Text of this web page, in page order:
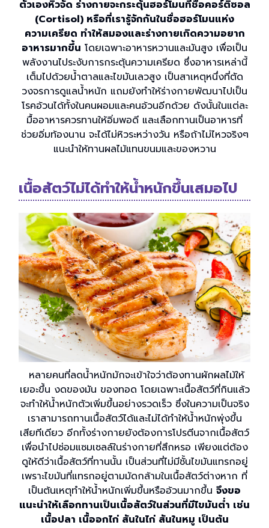
ตัวเองหิวจัด ร่างกายจะกระตุ้นฮอร์โมนที่ชื่อคอร์ติซอล
(Cortisol) หรือที่เรารู้จักกันในชื่อฮอร์โมนแห่ง
ความเครียด ทำให้สมองและร่างกายเกิดความอยาก
อาหารมากขึ้น โดยเฉพาะอาหารหวานและมันสูง เพื่อเป็น
พลังงานไประงับการกระตุ้นความเครียด ซึ่งอาหารเหล่านี้
เต็มไปด้วยน้ำตาลและไขมันเลวสูง เป็นสาเหตุหนึ่งที่ตัด
วงจรการดูแลน้ำหนัก แถมยังทำให้ร่างกายพัฒนาไปเป็น
โรคอ้วนได้ทั้งในคนผอมและคนอ้วนอีกด้วย ดังนั้นในแต่ละ
มื้ออาหารควรทานให้อิ่มพอดี และเลือกทานเป็นอาหารที่
ช่วยอิ่มท้องนาน จะได้ไม่หิวระหว่างวัน หรือถ้าไม่ไหวจริงๆ
แนะนำให้ทานผลไม้แทนขนมและของหวาน
เนื้อสัตว์ไม่ได้ทำให้น้ำหนักขึ้นเสมอไป
หลายคนที่ลดน้ำหนักมักจะเข้าใจว่าต้องทานผักผลไม้ให้
เยอะขึ้น งดของมัน ของทอด โดยเฉพาะเนื้อสัตว์ที่กินแล้ว
จะทำให้น้ำหนักตัวเพิ่มขึ้นอย่างรวดเร็ว ซึ่งในความเป็นจริง
เราสามารถทานเนื้อสัตว์ได้และไม่ได้ทำให้น้ำหนักพุ่งขึ้น
เสียทีเดียว อีกทั้งร่างกายยังต้องการโปรตีนจากเนื้อสัตว์
เพื่อนำไปซ่อมแซมเซลล์ในร่างกายที่สึกหรอ เพียงแต่ต้อง
ดูให้ดีว่าเนื้อสัตว์ที่ทานนั้น เป็นส่วนที่ไม่มีชั้นไขมันแทรกอยู่
เพราะไขมันที่แทรกอยู่ตามมัดกล้ามในเนื้อสัตว์ต่างหาก ที่
เป็นต้นเหตุทำให้น้ำหนักเพิ่มขึ้นหรืออ้วนมากขึ้น จึงขอ
แนะนำให้เลือกทานเป็นเนื้อสัตว์ในส่วนที่มีไขมันต่ำ เช่น
เนื้อปลา เนื้ออกไก่ สันในไก่ สันในหมู เป็นต้น